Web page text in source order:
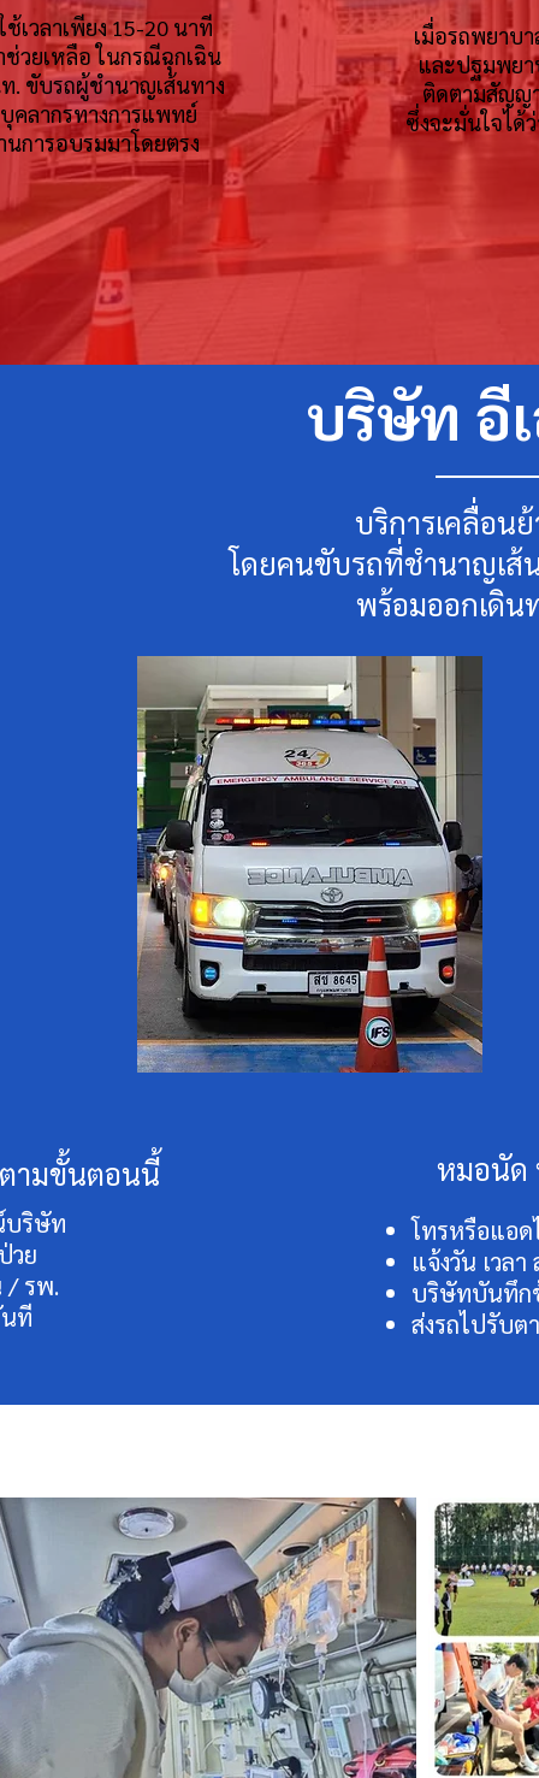
ช้เวลาเพียง 15-20 นาที
ช่วยเหลือ ในกรณีฉุกเฉิน
. ขับรถผู้ชำนาญเส้นทาง
คลากรทางการแพทย์
นการอบรมมาโดยตรง
เมื่อรถพยาบ
และปฐมพย
ติดตามสัญญ
ซึ่งจะมั่นใจได้
บริษัท อี
บริการเคลื่อน
โดยคนขับรถที่ชำนาญเส้
พร้อมออกเดิน
ามขั้นตอนนี้
บริษัท
วย
/ รพ.
ที
หมอนัด
โทรหรือแอ
แจ้งวัน เวล
บริษัทบันทึก
ส่งรถไปรับต